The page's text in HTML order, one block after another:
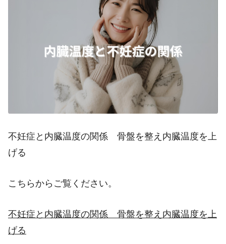
不妊症と内臓温度の関係 骨盤を整え内臓温度を上
げる
こちらからご覧ください。
不妊症と内臓温度の関係 骨盤を整え内臓温度を上
げる